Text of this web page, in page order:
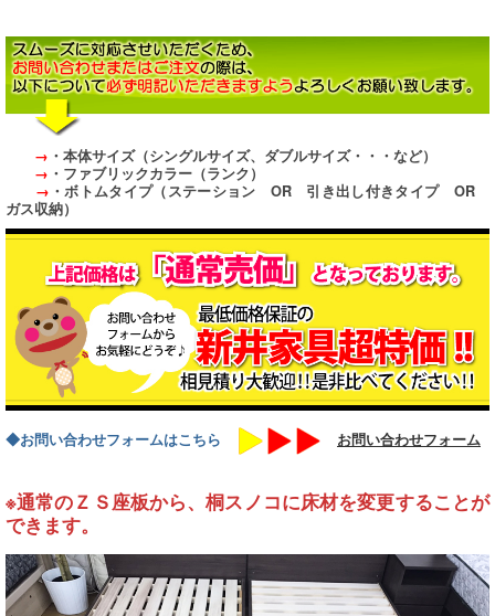
→ ・本体サイズ（シングルサイズ、ダブルサイズ・・・など）
→ ・ファブリックカラー（ランク）
→ ・ボトムタイプ（ステーション OR 引き出し付きタイプ OR
ガス収納）
◆お問い合わせフォームはこちら お問い合わせフォーム
※通常のＺＳ座板から、桐スノコに床材を変更することが
できます。